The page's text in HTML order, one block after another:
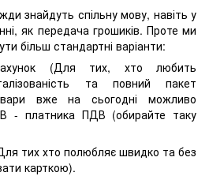
знайдуть спільну мову, навіть у
як передача грошиків. Проте ми
більш стандартні варіанти:
(Для тих, хто любить
та повний пакет
вже на сьогодні можливо
- платника ПДВ (обирайте таку
тих хто полюбляє швидко та без
карткою).